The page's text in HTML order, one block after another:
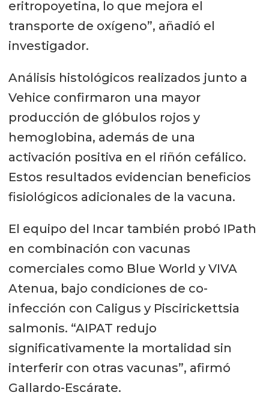
eritropoyetina, lo que mejora el
transporte de oxígeno”, añadió el
investigador.
Análisis histológicos realizados junto a
Vehice confirmaron una mayor
producción de glóbulos rojos y
hemoglobina, además de una
activación positiva en el riñón cefálico.
Estos resultados evidencian beneficios
fisiológicos adicionales de la vacuna.
El equipo del Incar también probó IPath
en combinación con vacunas
comerciales como Blue World y VIVA
Atenua, bajo condiciones de co-
infección con Caligus y Piscirickettsia
salmonis. “AIPAT redujo
significativamente la mortalidad sin
interferir con otras vacunas”, afirmó
Gallardo-Escárate.